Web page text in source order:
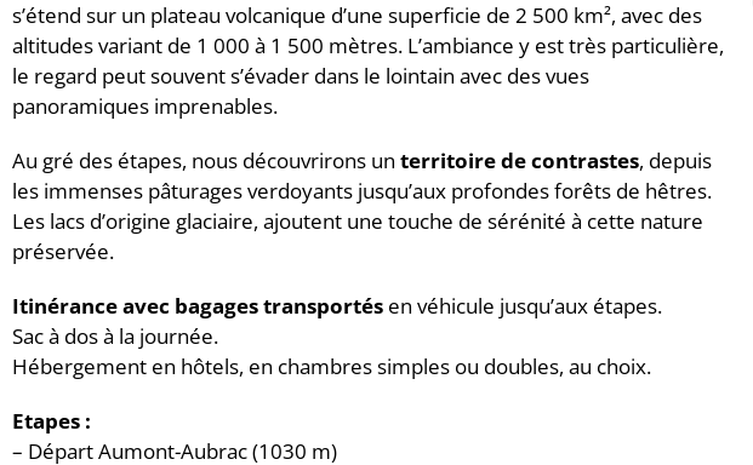
s’étend sur un plateau volcanique d’une superficie de 2 500 km², avec des
altitudes variant de 1 000 à 1 500 mètres. L’ambiance y est très particulière,
le regard peut souvent s’évader dans le lointain avec des vues
panoramiques imprenables.
​Au gré des étapes, nous découvrirons un territoire de contrastes, depuis
les immenses pâturages verdoyants jusqu’aux profondes forêts de hêtres.
Les lacs d’origine glaciaire, ajoutent une touche de sérénité à cette nature
préservée.
Itinérance avec bagages transportés en véhicule jusqu’aux étapes.
Sac à dos à la journée.
Hébergement en hôtels, en chambres simples ou doubles, au choix.
Etapes :
– Départ Aumont-Aubrac (1030 m)